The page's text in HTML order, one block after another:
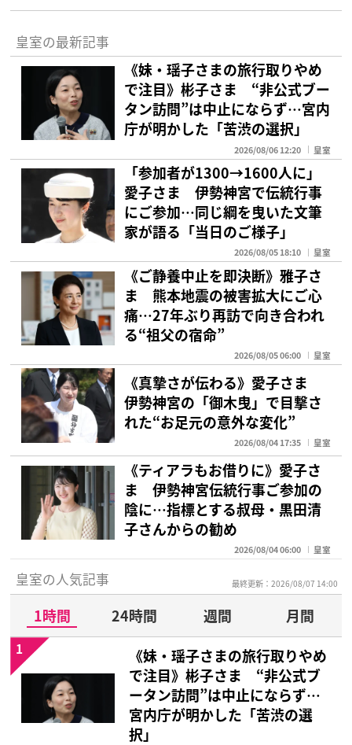
皇室の最新記事
《妹・瑶子さまの旅行取りやめ
で注目》彬子さま “非公式ブー
タン訪問”は中止にならず…宮内
庁が明かした「苦渋の選択」
2026/08/06 12:20 皇室
「参加者が1300→1600人に」
愛子さま 伊勢神宮で伝統行事
にご参加…同じ綱を曳いた文筆
家が語る「当日のご様子」
2026/08/05 18:10 皇室
《ご静養中止を即決断》雅子さ
ま 熊本地震の被害拡大にご心
痛…27年ぶり再訪で向き合われ
る“祖父の宿命”
2026/08/05 06:00 皇室
《真摯さが伝わる》愛子さま
伊勢神宮の「御木曳」で目撃さ
れた“お足元の意外な変化”
2026/08/04 17:35 皇室
《ティアラもお借りに》愛子さ
ま 伊勢神宮伝統行事ご参加の
陰に…指標とする叔母・黒田清
子さんからの勧め
2026/08/04 06:00 皇室
皇室の人気記事 最終更新：2026/08/07 14:00
1時間 24時間 週間
月間
《妹・瑶子さまの旅行取りやめ
で注目》彬子さま “非公式ブ
ータン訪問”は中止にならず…
宮内庁が明かした「苦渋の選
択」
1